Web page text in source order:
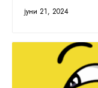
јуни 21, 2024